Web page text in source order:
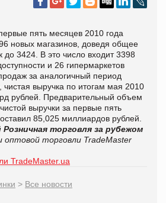
пять месяцев 2010 года
новых магазинов, доведя общее
до 3424. В это число входит 3398
и 26 гипермаркетов
за аналогичный период
чистая выручка по итогам мая 2010
рублей. Предварительный объем
выручки за первые пять
85,025 миллиардов рублей.
Розничная торговля за рубежом
оптовой торговли TradeMaster
TradeMaster.ua
> Все новости